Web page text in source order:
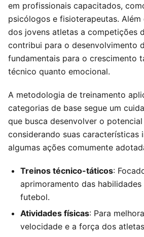
em profissionais capacitados,
psicólogos e fisioterapeutas. Além
dos jovens atletas a competições
contribui para o desenvolvimento
fundamentais para o crescimento
técnico quanto emocional.
A metodologia de treinamento
categorias de base segue um
que busca desenvolver o
considerando suas características
algumas ações comumente
Treinos técnico-táticos:
aprimoramento das
futebol.
Atividades físicas: Para
velocidade e a força dos